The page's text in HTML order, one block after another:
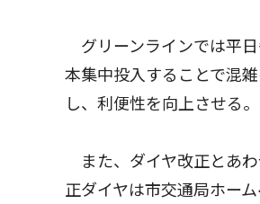
グリーンラインでは平
本集中投入することで混
し、利便性を向上させる。
また、ダイヤ改正とあ
正ダイヤは市交通局ホー